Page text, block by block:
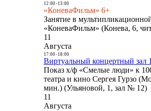
12:00- 13:00
«КоневаФильм» 6+
Занятие в
«КоневаФильм» (Конева, 6,
11
Августа
17:00- 18:00
Виртуальный концертный зал
Показ х/ф «Смелые люди» к
театра и кино Сергея Гурзо
мин.) (Ульяновой, 1, зал № 12)
11
Августа